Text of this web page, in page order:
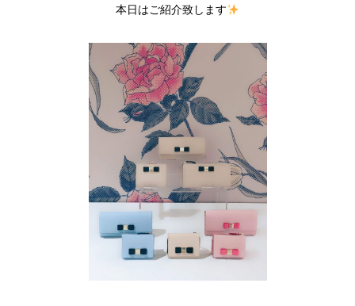
本日はご紹介致します